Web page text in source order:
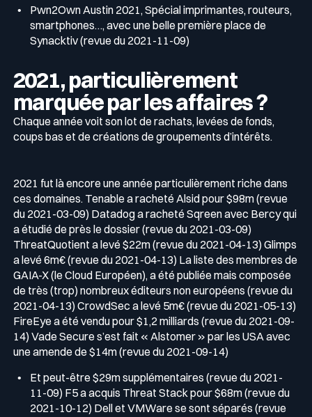
Pwn2Own Austin 2021, Spécial imprimantes, routeurs,
smartphones…, avec une belle première place de
Synacktiv (revue du 2021-11-09)
2021, particulièrement
marquée par les affaires ?
Chaque année voit son lot de rachats, levées de fonds,
coups bas et de créations de groupements d’intérêts.
2021 fut là encore une année particulièrement riche dans
ces domaines. Tenable a racheté Alsid pour $98m (revue
du 2021-03-09) Datadog a racheté Sqreen avec Bercy qui
a étudié de près le dossier (revue du 2021-03-09)
ThreatQuotient a levé $22m (revue du 2021-04-13) Glimps
a levé 6m€ (revue du 2021-04-13) La liste des membres de
GAIA-X (le Cloud Européen), a été publiée mais composée
de très (trop) nombreux éditeurs non européens (revue du
2021-04-13) CrowdSec a levé 5m€ (revue du 2021-05-13)
FireEye a été vendu pour $1,2 milliards (revue du 2021-09-
14) Vade Secure s’est fait « Alstomer » par les USA avec
une amende de $14m (revue du 2021-09-14)
Et peut-être $29m supplémentaires (revue du 2021-
11-09) F5 a acquis Threat Stack pour $68m (revue du
2021-10-12) Dell et VMWare se sont séparés (revue